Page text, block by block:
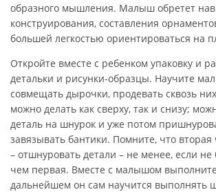
образного мышления. Малыш обретет
конструирования, составления
большей легкостью ориентироваться на
Откройте вместе с ребенком упаковку и
детальки и рисунки-образцы. Научите
совмещать дырочки, продевать сквозь
можно делать как сверху, так и снизу;
деталь на шнурок и уже потом
завязывать бантики. Помните, что вторая
– отшнуровать детали – не менее, если не
чем первая. Вместе с малышом
дальнейшем он сам научится выполнять